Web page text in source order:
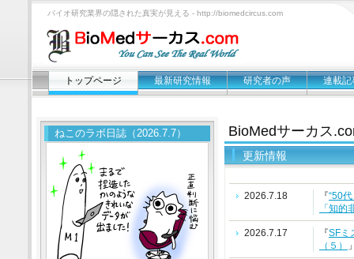
バイオ研究業界の隠された真実が見える - http://biomedcircus.com
トップページ 最新研究情報 研究者の声 連載記
BioMedサーカス
更新情報
2026.7.18 『“50
「知的
2026.7.17 『SFミ
（５）
ねこのラボ日誌（2026.7.7）